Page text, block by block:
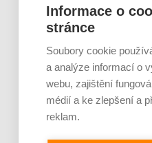
Je jen pro
Informace o
stránce
Soubory cookie
a analýze informací o
webu, zajištění
médií a ke zlepšení a
reklam.